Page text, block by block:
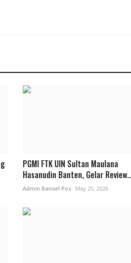
PGMI FTK UIN Sultan Maulana
Hasanudin Banten, Gelar
Admin Bansel Pos May 25, 2026